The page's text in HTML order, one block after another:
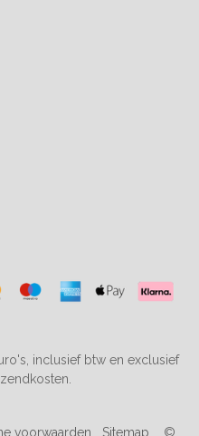
inclusief btw en exclusief
voorwaarden Sitemap ©